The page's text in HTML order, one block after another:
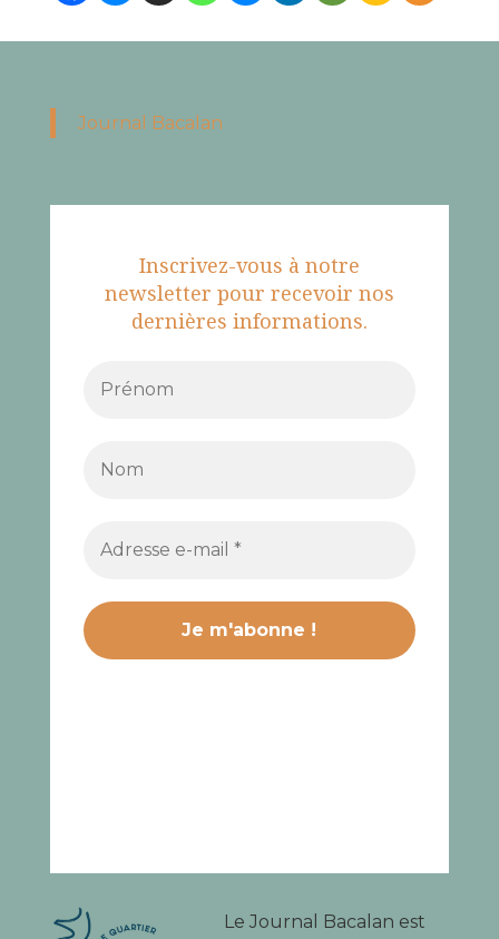
Journal Bacalan
Inscrivez-vous à notre
newsletter pour recevoir nos
dernières informations.
Le Journal Bacalan est